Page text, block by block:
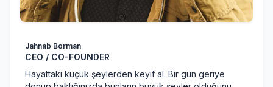
Jahnab Borman
CEO / CO-FOUNDER
Hayattaki küçük şeylerden keyif al. Bir gün geriye